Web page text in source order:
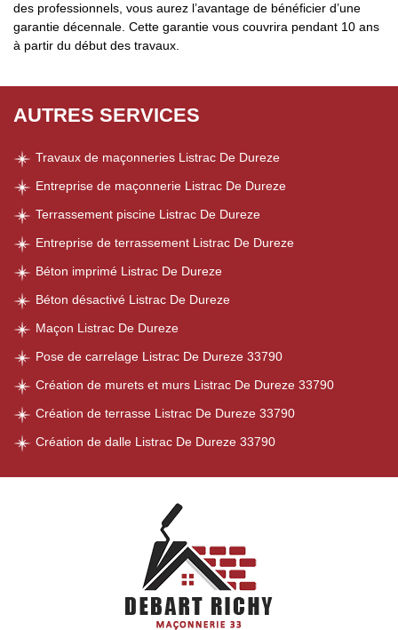
des professionnels, vous aurez l’avantage de bénéficier d’une
garantie décennale. Cette garantie vous couvrira pendant 10 ans
à partir du début des travaux.
AUTRES SERVICES
Travaux de maçonneries Listrac De Dureze
Entreprise de maçonnerie Listrac De Dureze
Terrassement piscine Listrac De Dureze
Entreprise de terrassement Listrac De Dureze
Béton imprimé Listrac De Dureze
Béton désactivé Listrac De Dureze
Maçon Listrac De Dureze
Pose de carrelage Listrac De Dureze 33790
Création de murets et murs Listrac De Dureze 33790
Création de terrasse Listrac De Dureze 33790
Création de dalle Listrac De Dureze 33790